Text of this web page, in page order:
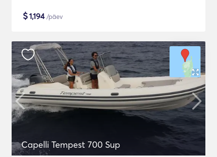
$1,194/päev
Capelli Tempest 700 Sup